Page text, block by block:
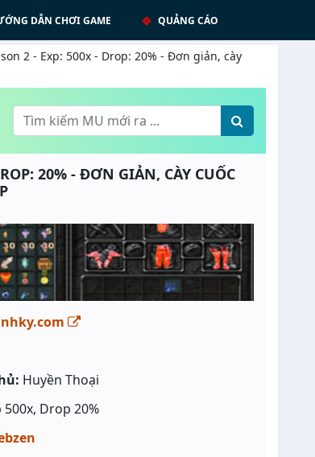
DẪN CHƠI GAME QUẢNG CÁO
2 - Exp: 500x - Drop: 20% - Đơn giản, cày
20% - ĐƠN GIẢN, CÀY CUỐC
Huyền Thoại
500x, Drop 20%